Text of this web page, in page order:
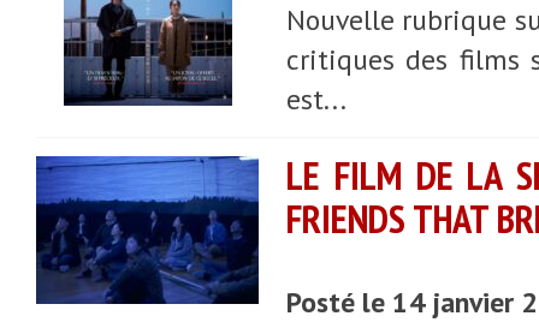
Nouvelle rubrique
critiques des films
est...
LE FILM DE LA
FRIENDS THAT
Posté le 14 janvier